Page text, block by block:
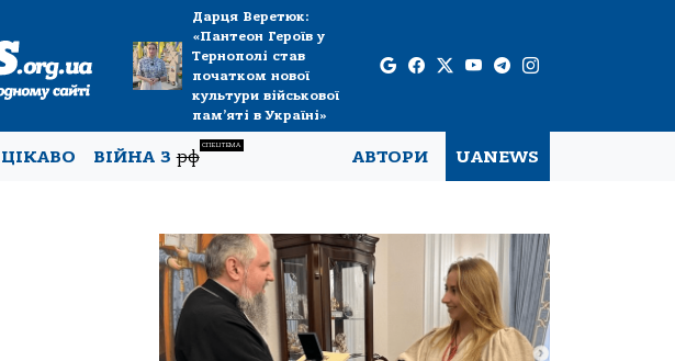
Дарця Веретюк:
«Пантеон Героїв у
Тернополі став
початком нової
культури військової
пам’яті в Україні»
ЦІКАВО ВІЙНА Зрф
СПЕЦТЕМА
АВТОРИ UANEWS